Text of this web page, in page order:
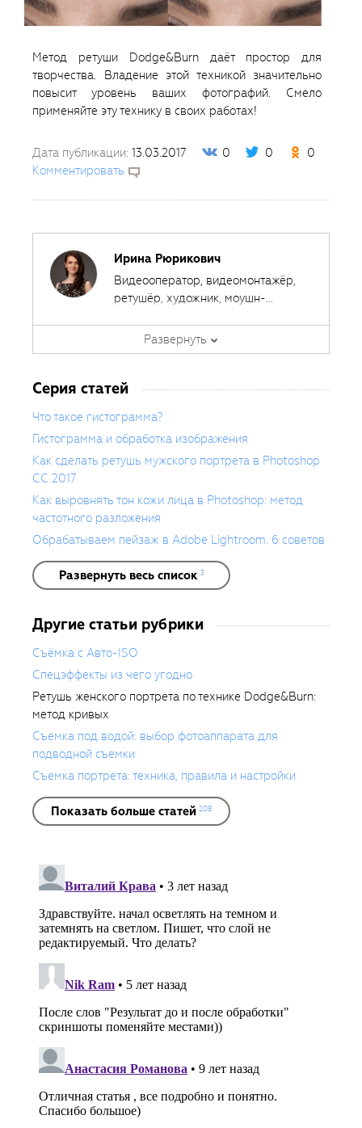
Метод ретуши Dodge&Burn даёт простор для
творчества. Владение этой техникой значительно
повысит уровень ваших фотографий. Смело
применяйте эту технику в своих работах!
Дата публикации: 13.03.2017 0 0
0
Комментировать
Ирина Рюрикович
Видеооператор, видеомонтажёр,
ретушёр, художник, моушн-
печатном журнале.
Автор курсовFotoshkola.net
Развернуть
Серия статей
Что такое гистограмма?
Гистограмма и обработка изображения
Как сделать ретушь мужского портрета в Photoshop
CC 2017
Как выровнять тон кожи лица в Photoshop: метод
частотного разложения
Обрабатываем пейзаж в Adobe Lightroom. 6 советов
Развернуть весь список 3
Другие статьи рубрики
Съёмка с Авто-ISO
Спецэффекты из чего угодно
Ретушь женского портрета по технике Dodge&Burn:
метод кривых
Съемка под водой: выбор фотоаппарата для
подводной съемки
Съемка портрета: техника, правила и настройки
Показать больше статей 208